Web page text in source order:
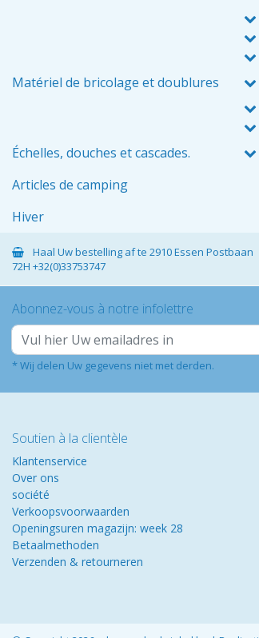
Matériel de bricolage et doublures
Échelles, douches et cascades.
Articles de camping
Hiver
Haal Uw bestelling af te 2910 Essen Postbaan
72H +32(0)33753747
Abonnez-vous à notre infolettre
* Wij delen Uw gegevens niet met derden.
Soutien à la clientèle
Klantenservice
Over ons
société
Verkoopsvoorwaarden
Openingsuren magazijn: week 28
Betaalmethoden
Verzenden & retourneren